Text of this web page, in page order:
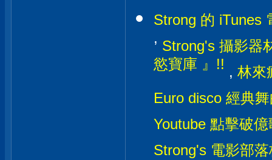
Strong 的 iTunes
, Strong's 攝影器
慾寶庫 』!! , 林來
Euro disco 經典
Youtube 點擊破
Strong's 電影部